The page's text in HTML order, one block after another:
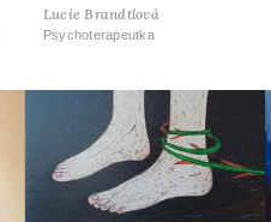
Lucie Brandtlová
Psychoterapeutka